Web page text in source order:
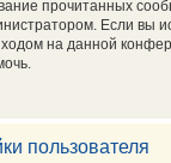
прочитанных
Если вы
на данной
пользователя